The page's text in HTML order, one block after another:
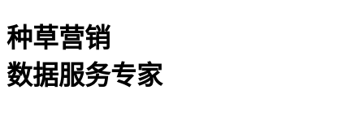
种草营销
数据服务专家